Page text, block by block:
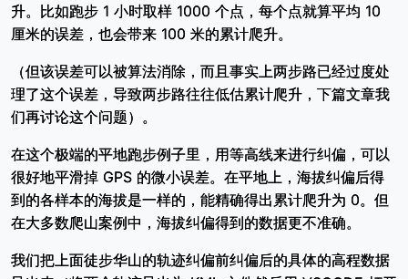
升。比如跑步 1 小时取样 1000 个点，每个点就算平均 10
厘米的误差，也会带来 100 米的累计爬升。
（但该误差可以被算法消除，而且事实上两步路已经过度处
理了这个误差，导致两步路往往低估累计爬升，下篇文章我
们再讨论这个问题）。
在这个极端的平地跑步例子里，用等高线来进行纠偏，可以
很好地平滑掉 GPS 的微小误差。在平地上，海拔纠偏后得
到的各样本的海拔是一样的，能精确得出累计爬升为 0。但
在大多数爬山案例中，海拔纠偏得到的数据更不准确。
我们把上面徒步华山的轨迹纠偏前纠偏后的具体的高程数据